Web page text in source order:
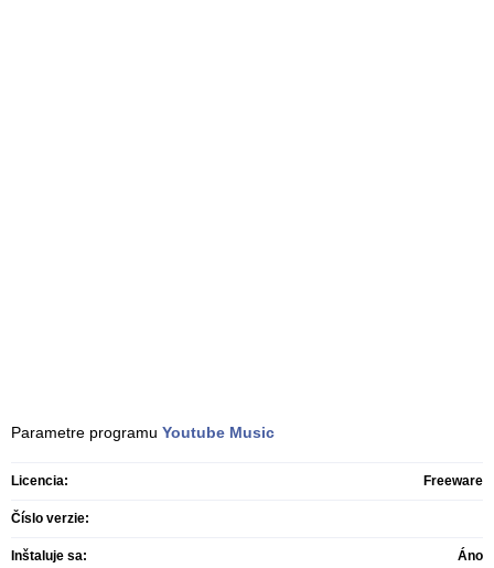
Parametre programu Youtube Music
Licencia: Freeware
Číslo verzie:
Inštaluje sa: Áno